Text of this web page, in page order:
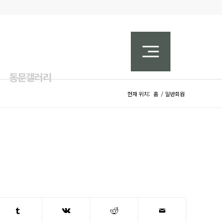
동문갤러리
현재 위치: 홈 / 일반회원